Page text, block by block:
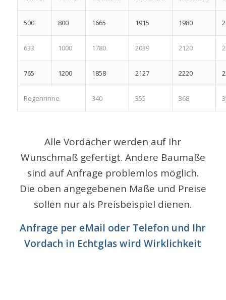
500 800 1665 1915 1980
633 1000 1780 2039 2120
765 1200 1858 2127 2220
Regenrinne 340 355 368
Alle Vordächer werden auf Ihr
Wunschmaß gefertigt. Andere Baumaße
sind auf Anfrage problemlos möglich.
Die oben angegebenen Maße und Preise
sollen nur als Preisbeispiel dienen.
Anfrage per eMail oder Telefon und Ihr
Vordach in Echtglas wird Wirklichkeit